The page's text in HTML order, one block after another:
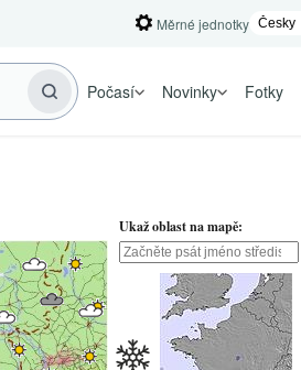
Měrné jednotky
Počasí Novinky Fotky
Ukaž oblast na mapě: